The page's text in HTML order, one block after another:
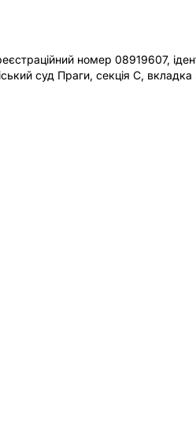
номер 08919607,
суд Праги, секція C,